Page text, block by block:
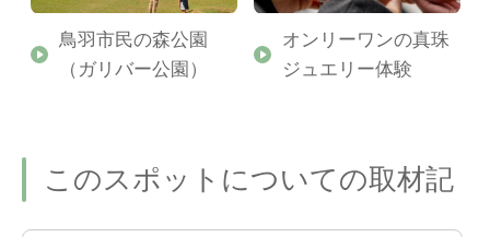
鳥羽市民の森公園
（ガリバー公園）
オンリーワンの真珠
ジュエリー体験
このスポットについての取材記